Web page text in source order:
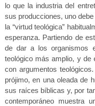
lo que la industria del
sus producciones, uno
la “virtud teológica”
esperanza. Partiendo de
de dar a los organismos
teológico más amplio, y de
con argumentos
prójimo, en una oleada de
sus raíces bíblicas y, por
contemporáneo muestra